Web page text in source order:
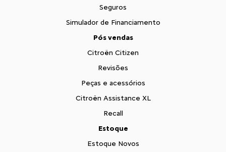
Seguros
Simulador de Financiamento
Pós vendas
Citroën Citizen
Revisões
Peças e acessórios
Citroën Assistance XL
Recall
Estoque
Estoque Novos